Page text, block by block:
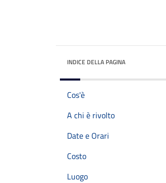
INDICE DELLA PAGINA
Cos'è
A chi è rivolto
Date e Orari
Costo
Luogo